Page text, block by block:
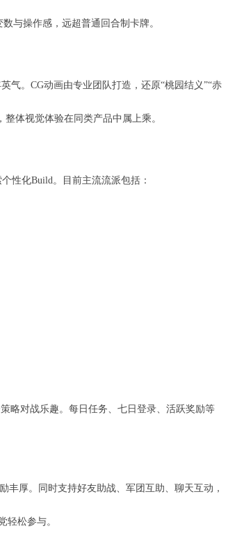
与操作感，远超普通回合制卡牌。
气。CG动画由专业团队打造，还原“桃园结义”“赤
体视觉体验在同类产品中属上乘。
性化Build。目前主流流派包括：
略对战乐趣。每日任务、七日登录、活跃奖励等
丰厚。同时支持好友助战、军团互助、聊天互动，
轻松参与。